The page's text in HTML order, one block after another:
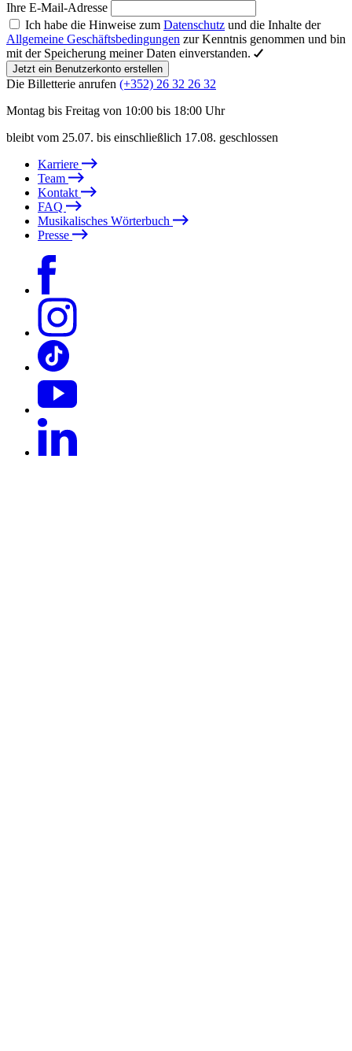
Ihre E-Mail-Adresse
Ich habe die Hinweise zum Datenschutz und die Inhalte der
Allgemeine Geschäftsbedingungen zur Kenntnis genommen und bin
mit der Speicherung meiner Daten einverstanden.
Jetzt ein Benutzerkonto erstellen
Die Billetterie anrufen (+352) 26 32 26 32
Montag bis Freitag von 10:00 bis 18:00 Uhr
bleibt vom 25.07. bis einschließlich 17.08. geschlossen
Karriere
Team
Kontakt
FAQ
Musikalisches Wörterbuch
Presse